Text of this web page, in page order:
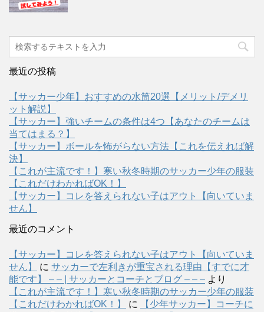
最近の投稿
【サッカー少年】おすすめの水筒20選【メリット/デメリ
ット解説】
【サッカー】強いチームの条件は4つ【あなたのチームは
当てはまる？】
【サッカー】ボールを怖がらない方法【これを伝えれば解
決】
【これが主流です！】寒い秋冬時期のサッカー少年の服装
【これだけわかればOK！】
【サッカー】コレを答えられない子はアウト【向いていま
せん】
最近のコメント
【サッカー】コレを答えられない子はアウト【向いていま
せん】
に サッカーで左利きが重宝される理由【すでに才
能です】 – – | サッカーとコーチとブログ – – – より
【これが主流です！】寒い秋冬時期のサッカー少年の服装
【これだけわかればOK！】
に
【少年サッカー】コーチに